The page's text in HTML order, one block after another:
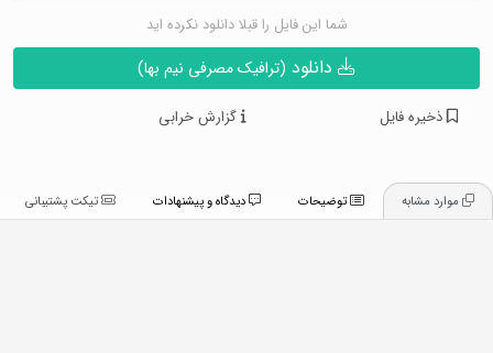
شما این فایل را قبلا دانلود نکرده اید
(ترافیک مصرفی نیم بها)
ذخیره فایل گزارش خرابی
توضیحات تیکت پشتیبانی